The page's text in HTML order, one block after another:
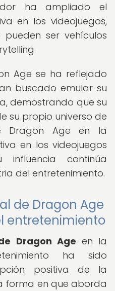
ha ampliado el
en los videojuegos,
ser vehículos
Age se ha reflejado
buscado emular su
demostrando que su
su propio universo de
Dragon Age en la
en los videojuegos
continúa
del entretenimiento.
de Dragon Age
entretenimiento
Dragon Age en la
ha sido
positiva de la
forma en que aborda